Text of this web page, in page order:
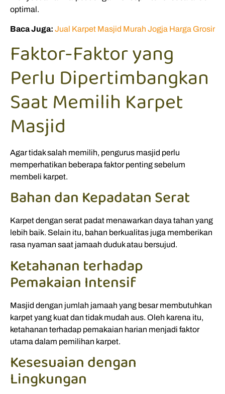
optimal.
Baca Juga: Jual Karpet Masjid Murah Jogja Harga Grosir
Faktor-Faktor yang
Perlu Dipertimbangkan
Saat Memilih Karpet
Masjid
Agar tidak salah memilih, pengurus masjid perlu
memperhatikan beberapa faktor penting sebelum
membeli karpet.
Bahan dan Kepadatan Serat
Karpet dengan serat padat menawarkan daya tahan yang
lebih baik. Selain itu, bahan berkualitas juga memberikan
rasa nyaman saat jamaah duduk atau bersujud.
Ketahanan terhadap
Pemakaian Intensif
Masjid dengan jumlah jamaah yang besar membutuhkan
karpet yang kuat dan tidak mudah aus. Oleh karena itu,
ketahanan terhadap pemakaian harian menjadi faktor
utama dalam pemilihan karpet.
Kesesuaian dengan
Lingkungan